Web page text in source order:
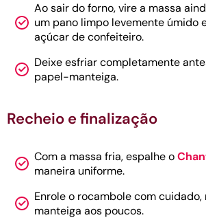
Ao sair do forno, vire a massa
um pano limpo levemente úmido
açúcar de confeiteiro.
Deixe esfriar completamente
papel-manteiga.
Recheio e finalização
Com a massa fria, espalhe o
maneira uniforme.
Enrole o rocambole com
manteiga aos poucos.